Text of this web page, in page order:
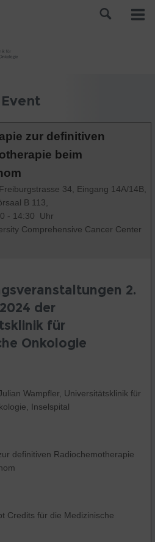
zur definitiven
beim
34, Eingang 14A/14B,
B 113,
- 14:30 Uhr
Comprehensive Cancer Center
2.
der
für
Onkologie
Wampfler, Universitätsklinik für
Inselspital
definitiven Radiochemotherapie
Credits für die Medizinische